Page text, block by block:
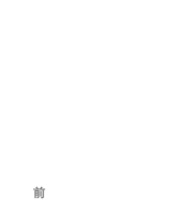
投
前
前